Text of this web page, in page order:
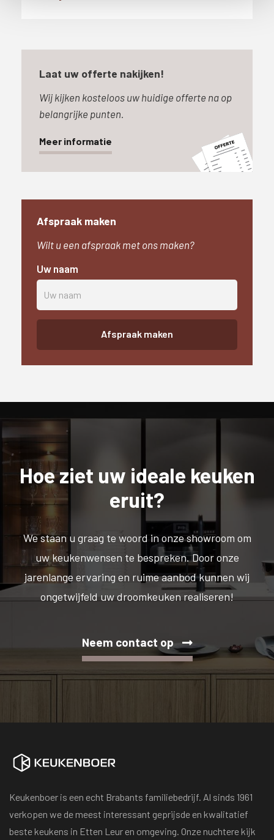
Laat uw offerte nakijken!
Wij kijken kosteloos uw huidige offerte na op
belangrijke punten.
Meer informatie
Afspraak maken
Wilt u een afspraak met ons maken?
Uw naam
Afspraak maken
Hoe ziet uw ideale keuken
eruit?
We staan u graag te woord in onze showroom om
uw keukenwensen te bespreken. Door onze
jarenlange ervaring en ruime aanbod kunnen wij
ongetwijfeld uw droomkeuken realiseren!
Neem contact op
Keukenboer is een echt Brabants familiebedrijf. Al sinds 1961
verkopen we de meest interessant geprijsde en kwalitatief
beste keukens in Etten Leur en omgeving. Onze nuchtere kijk